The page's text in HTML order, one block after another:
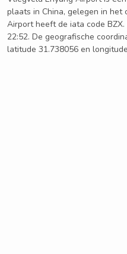
plaats in China, gelegen in het
Airport heeft de iata code
22:52. De geografische
latitude 31.738056 en